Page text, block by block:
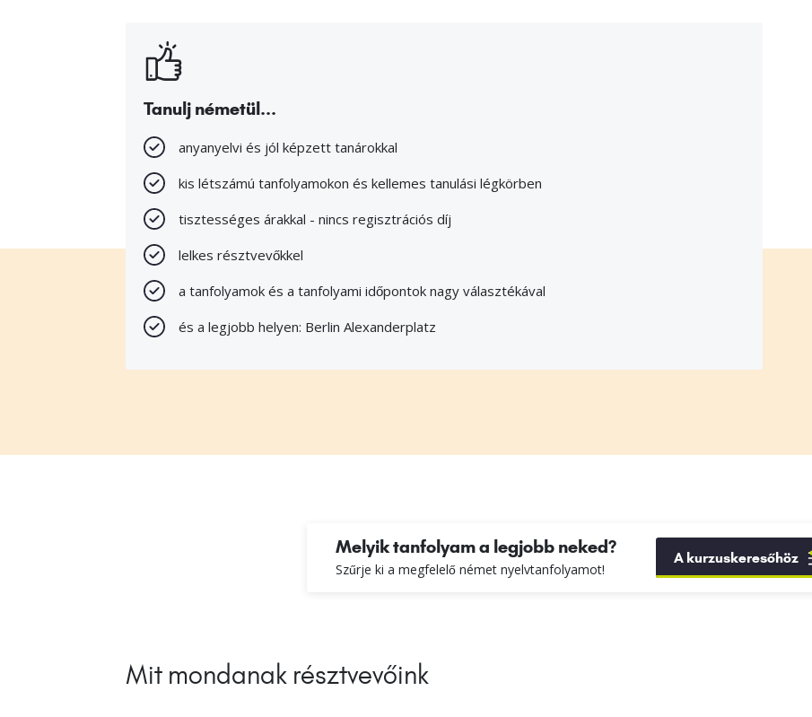
Tanulj németül...
anyanyelvi és jól képzett tanárokkal
kis létszámú tanfolyamokon és kellemes tanulási légkörben
tisztességes árakkal - nincs regisztrációs díj
lelkes résztvevőkkel
a tanfolyamok és a tanfolyami időpontok nagy választékával
és a legjobb helyen: Berlin Alexanderplatz
Melyik tanfolyam a legjobb neked?
Szűrje ki a megfelelő német nyelvtanfolyamot!
A kurzuskeresőhöz
Mit mondanak résztvevőink